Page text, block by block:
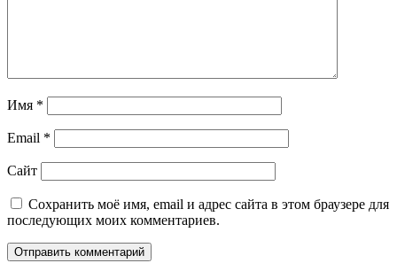
Имя *
Email *
Сайт
Сохранить моё имя, email и адрес сайта в этом браузере для
последующих моих комментариев.